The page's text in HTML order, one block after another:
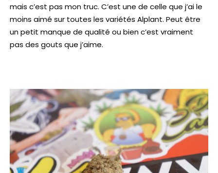
mais c’est pas mon truc. C’est une de celle que j’ai le
moins aimé sur toutes les variétés Alplant. Peut être
un petit manque de qualité ou bien c’est vraiment
pas des gouts que j’aime.